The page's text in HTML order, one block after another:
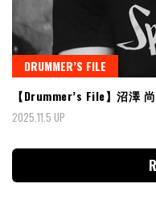
DRUMMER’S FILE
【Drummer’s File】沼澤 尚
2025.11.5 UP